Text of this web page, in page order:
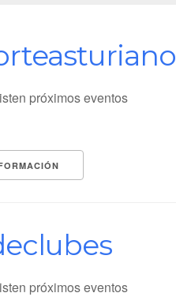
próximos eventos
próximos eventos